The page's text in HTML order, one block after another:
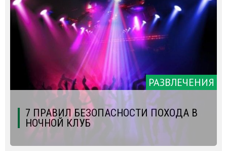
РАЗВЛЕЧЕНИЯ
7 ПРАВИЛ БЕЗОПАСНОСТИ ПОХОДА В
НОЧНОЙ КЛУБ